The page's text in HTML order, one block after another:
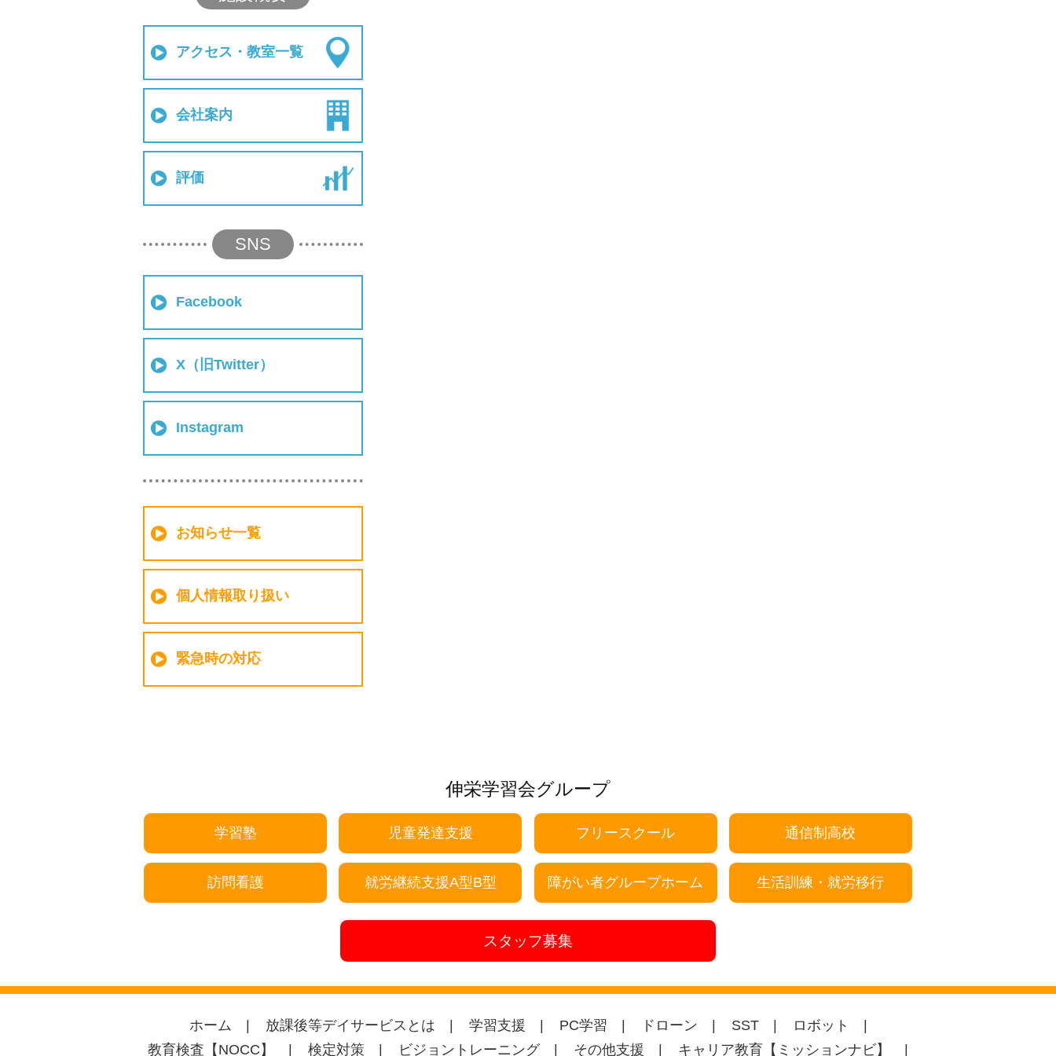
アクセス・教室一覧
会社案内
評価
SNS
Facebook
X（旧Twitter）
Instagram
お知らせ一覧
個人情報取り扱い
緊急時の対応
伸栄学習会グループ
学習塾 児童発達支援 フリースクール 通信制高校
訪問看護 就労継続支援A型B型 障がい者グループホーム 生活訓練・就労移行
スタッフ募集
ホーム 放課後等デイサービスとは 学習支援 PC学習 ドローン SST
ロボット
教育検査【NOCC】
検定対策 ビジョントレーニング その他支援 キャリア教育【ミッションナビ】